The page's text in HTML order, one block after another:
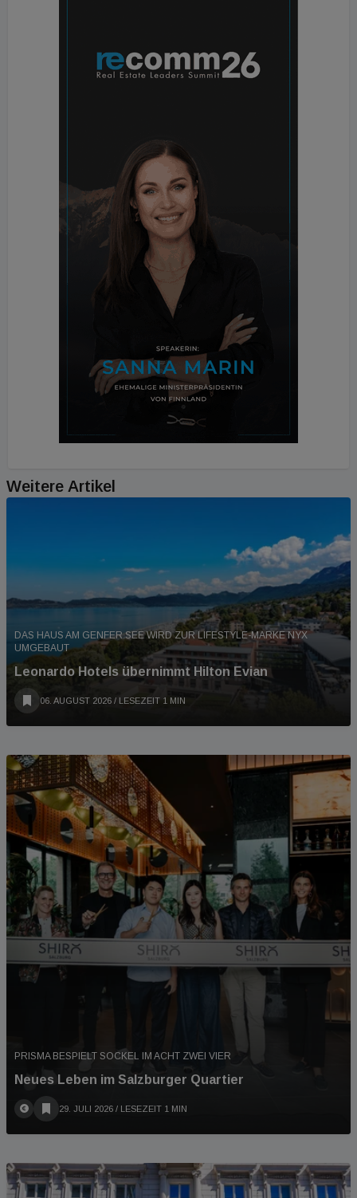
Weitere Artikel
DAS HAUS AM GENFER SEE WIRD ZUR LIFESTYLE-MARKE NYX
UMGEBAUT
Leonardo Hotels übernimmt Hilton Evian
06. AUGUST 2026 / LESEZEIT 1 MIN
PRISMA BESPIELT SOCKEL IM ACHT ZWEI VIER
Neues Leben im Salzburger Quartier
29. JULI 2026 / LESEZEIT 1 MIN